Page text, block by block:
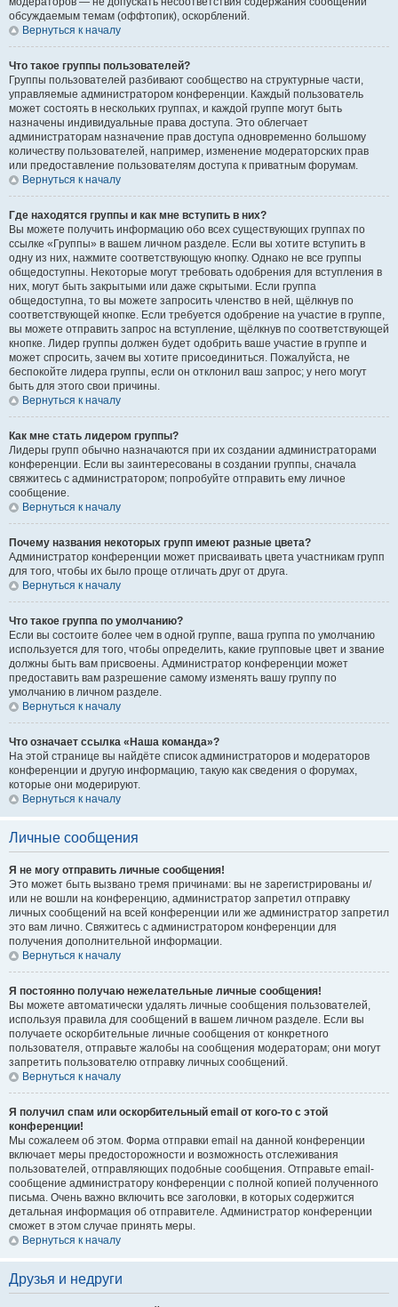
обсуждаемым темам (оффтопик), оскорблений.
Вернуться к началу
Что такое группы пользователей?
Группы пользователей разбивают сообщество на структурные части,
управляемые администратором конференции. Каждый пользователь
может состоять в нескольких группах, и каждой группе могут быть
назначены индивидуальные права доступа. Это облегчает
администраторам назначение прав доступа одновременно большому
количеству пользователей, например, изменение модераторских прав
или предоставление пользователям доступа к приватным форумам.
Вернуться к началу
Где находятся группы и как мне вступить в них?
Вы можете получить информацию обо всех существующих группах по
ссылке «Группы» в вашем личном разделе. Если вы хотите вступить в
одну из них, нажмите соответствующую кнопку. Однако не все группы
общедоступны. Некоторые могут требовать одобрения для вступления в
них, могут быть закрытыми или даже скрытыми. Если группа
общедоступна, то вы можете запросить членство в ней, щёлкнув по
соответствующей кнопке. Если требуется одобрение на участие в группе,
вы можете отправить запрос на вступление, щёлкнув по соответствующей
кнопке. Лидер группы должен будет одобрить ваше участие в группе и
может спросить, зачем вы хотите присоединиться. Пожалуйста, не
беспокойте лидера группы, если он отклонил ваш запрос; у него могут
быть для этого свои причины.
Вернуться к началу
Как мне стать лидером группы?
Лидеры групп обычно назначаются при их создании администраторами
конференции. Если вы заинтересованы в создании группы, сначала
свяжитесь с администратором; попробуйте отправить ему личное
сообщение.
Вернуться к началу
Почему названия некоторых групп имеют разные цвета?
Администратор конференции может присваивать цвета участникам групп
для того, чтобы их было проще отличать друг от друга.
Вернуться к началу
Что такое группа по умолчанию?
Если вы состоите более чем в одной группе, ваша группа по умолчанию
используется для того, чтобы определить, какие групповые цвет и звание
должны быть вам присвоены. Администратор конференции может
предоставить вам разрешение самому изменять вашу группу по
умолчанию в личном разделе.
Вернуться к началу
Что означает ссылка «Наша команда»?
На этой странице вы найдёте список администраторов и модераторов
конференции и другую информацию, такую как сведения о форумах,
которые они модерируют.
Вернуться к началу
Личные сообщения
Я не могу отправить личные сообщения!
Это может быть вызвано тремя причинами: вы не зарегистрированы и/
или не вошли на конференцию, администратор запретил отправку
личных сообщений на всей конференции или же администратор запретил
это вам лично. Свяжитесь с администратором конференции для
получения дополнительной информации.
Вернуться к началу
Я постоянно получаю нежелательные личные сообщения!
Вы можете автоматически удалять личные сообщения пользователей,
используя правила для сообщений в вашем личном разделе. Если вы
получаете оскорбительные личные сообщения от конкретного
пользователя, отправьте жалобы на сообщения модераторам; они могут
запретить пользователю отправку личных сообщений.
Вернуться к началу
Я получил спам или оскорбительный email от кого-то с этой
конференции!
Мы сожалеем об этом. Форма отправки email на данной конференции
включает меры предосторожности и возможность отслеживания
пользователей, отправляющих подобные сообщения. Отправьте email-
сообщение администратору конференции с полной копией полученного
письма. Очень важно включить все заголовки, в которых содержится
детальная информация об отправителе. Администратор конференции
сможет в этом случае принять меры.
Вернуться к началу
Друзья и недруги